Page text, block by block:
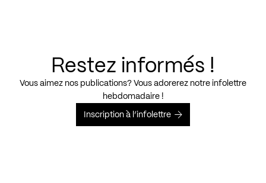
Restez informés !
Vous aimez nos publications? Vous adorerez notre infolettre
hebdomadaire !
Inscription à l’infolettre